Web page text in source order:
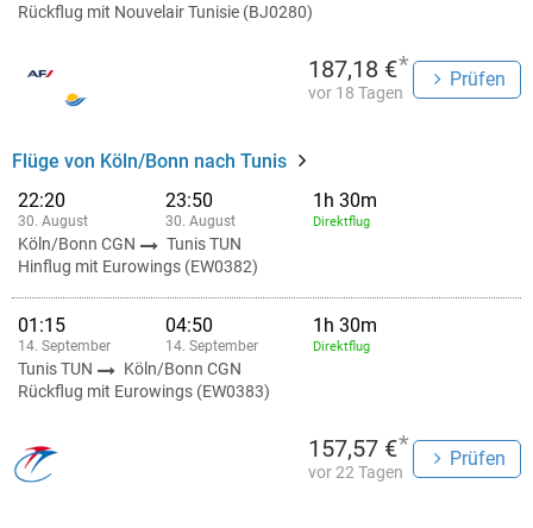
Rückflug mit Nouvelair Tunisie (BJ0280)
187,18 €*
vor 18 Tagen
Prüfen
Flüge von Köln/Bonn nach Tunis
22:20
30. August
23:50
30. August
1h 30m
Direktflug
Köln/Bonn CGN
Tunis TUN
Hinflug mit Eurowings (EW0382)
01:15
14. September
04:50
14. September
1h 30m
Direktflug
Tunis TUN
Köln/Bonn CGN
Rückflug mit Eurowings (EW0383)
157,57 €*
vor 22 Tagen
Prüfen